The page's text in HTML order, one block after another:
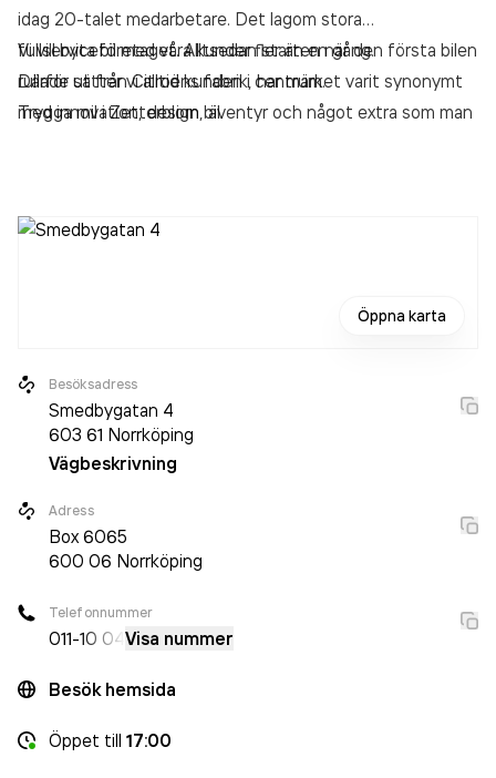
idag 20-talet medarbetare. Det lagom stora
fullserviceföretaget. Alltsedan starten när den första bilen
rullade ut från Citroëns fabrik, har märket varit synonymt
med innovation, design, äventyr och något extra som man
Vi vill byta bil med våra kunder fler än en gång.
Därför sätter vi alltid kunden i centrum.
Trygga mil i Zetterblom bil.
Öppna karta
Besöksadress
Smedbygatan 4
603 61 Norrköping
Vägbeskrivning
Adress
Box6065
600 06 Norrköping
Telefonnummer
011-10 04 Visa nummer
Besök hemsida
Öppet till 17:00